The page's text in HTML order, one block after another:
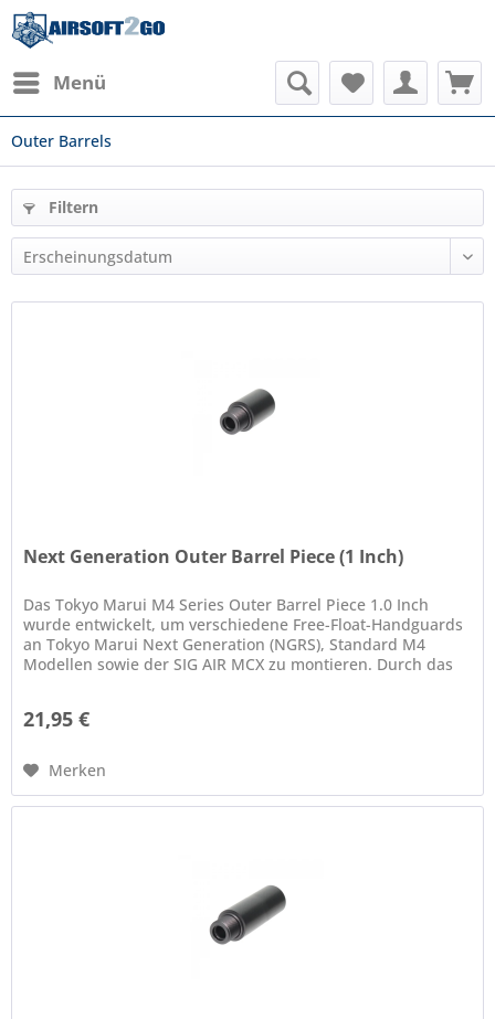
Menü
Outer Barrels
Filtern
Next Generation Outer Barrel Piece (1 Inch)
Das Tokyo Marui M4 Series Outer Barrel Piece 1.0 Inch
wurde entwickelt, um verschiedene Free-Float-Handguards
an Tokyo Marui Next Generation (NGRS), Standard M4
Modellen sowie der SIG AIR MCX zu montieren. Durch das
21,95 €
Merken